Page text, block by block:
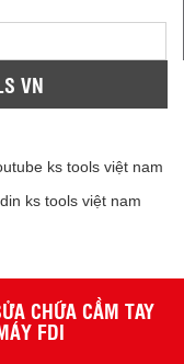
VN
CHỮA CẦM TAY
FDI